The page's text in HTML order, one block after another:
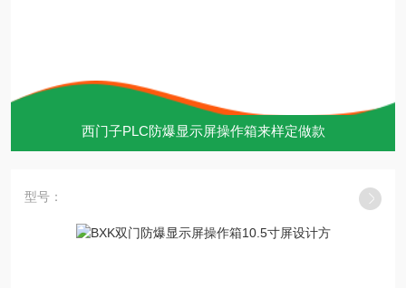
西门子PLC防爆显示屏操作箱来样定做款
型号：